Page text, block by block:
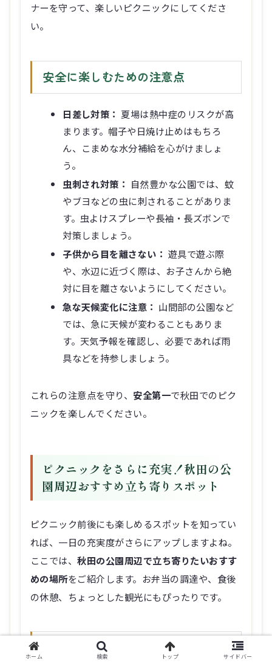
ナーを守って、楽しいピクニックにしてくださ
い。
安全に楽しむための注意点
日差し対策： 夏場は熱中症のリスクが高
まります。帽子や日焼け止めはもちろ
ん、こまめな水分補給を心がけましょ
う。
虫刺され対策： 自然豊かな公園では、蚊
やブヨなどの虫に刺されることがありま
す。虫よけスプレーや長袖・長ズボンで
対策しましょう。
子供から目を離さない： 遊具で遊ぶ際
や、水辺に近づく際は、お子さんから絶
対に目を離さないようにしてください。
急な天候変化に注意： 山間部の公園など
では、急に天候が変わることもありま
す。天気予報を確認し、必要であれば雨
具などを持参しましょう。
これらの注意点を守り、 安全第一で秋田でのピク
ニックを楽しんでください。
ピクニックをさらに充実！秋田の公
園周辺おすすめ立ち寄りスポット
ピクニック前後にも楽しめるスポットを知ってい
れば、一日の充実度がさらにアップしますよね。
ここでは、秋田の公園周辺で立ち寄りたいおすす
めの場所をご紹介します。お弁当の調達や、食後
の休憩、ちょっとした観光にもぴったりです。
お弁当や軽食を調達するなら！
ホーム 検索 トップ サイドバー